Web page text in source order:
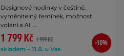
Designové hodinky v češtině,
vyměnitelný řemínek, možnost
volání a AI …
1 799 Kč 1 999 Kč
skladem – 11.8. u Vás
-10%